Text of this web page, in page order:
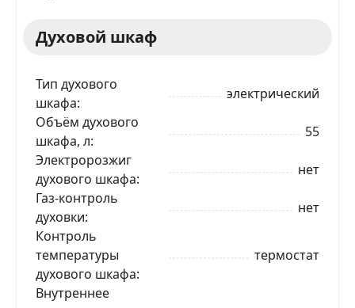
Духовой шкаф
Тип духового
шкафа
электрический
Объём духового
шкафа, л
55
Электророзжиг
духового шкафа
нет
Газ-контроль
духовки
нет
Контроль
температуры
духового шкафа
термостат
Внутреннее